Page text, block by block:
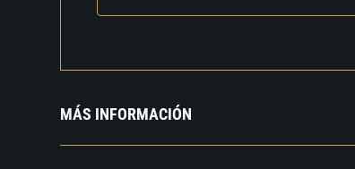
MÁS INFORMACIÓN